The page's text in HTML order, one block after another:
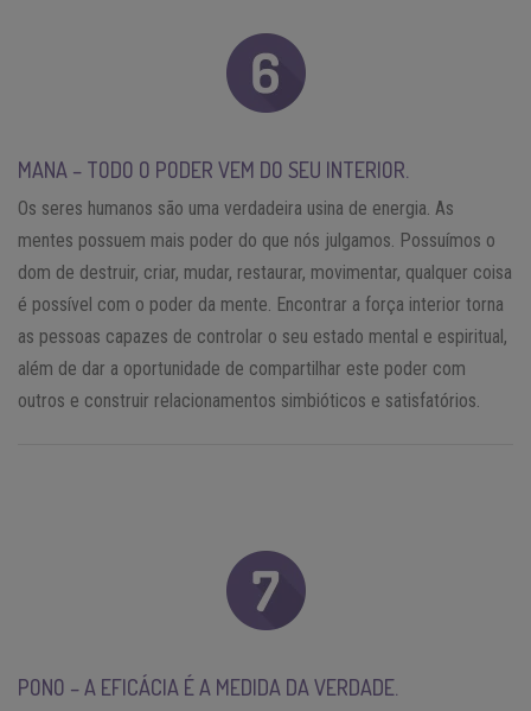
MANA – TODO O PODER VEM DO SEU INTERIOR.
Os seres humanos são uma verdadeira usina de energia. As
mentes possuem mais poder do que nós julgamos. Possuímos o
dom de destruir, criar, mudar, restaurar, movimentar, qualquer coisa
é possível com o poder da mente. Encontrar a força interior torna
as pessoas capazes de controlar o seu estado mental e espiritual,
além de dar a oportunidade de compartilhar este poder com
outros e construir relacionamentos simbióticos e satisfatórios.
PONO – A EFICÁCIA É A MEDIDA DA VERDADE.